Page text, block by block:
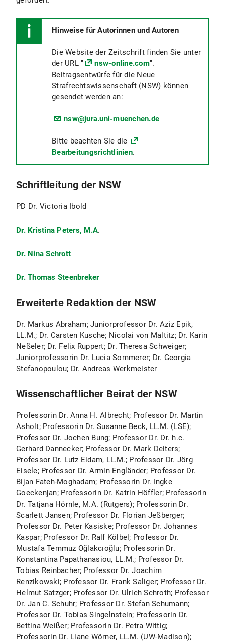
Hinweise für Autorinnen und Autoren
Die Website der Zeitschrift finden Sie unter
der URL "
nsw-online.com".
Beitragsentwürfe für die Neue
Strafrechtswissenschaft (NSW) können
gesendet werden an:
nsw@jura.uni-muenchen.de
Bitte beachten Sie die
Bearbeitungsrichtlinien.
Schriftleitung der NSW
PD Dr. Victoria Ibold
Dr. Kristina Peters, M.A.
Dr. Nina Schrott
Dr. Thomas Steenbreker
Erweiterte Redaktion der NSW
Dr. Markus Abraham; Juniorprofessor Dr. Aziz Epik,
LL.M.; Dr. Carsten Kusche; Nicolai von Maltitz; Dr. Karin
Neßeler; Dr. Felix Ruppert; Dr. Theresa Schweiger;
Juniorprofessorin Dr. Lucia Sommerer; Dr. Georgia
Stefanopoulou; Dr. Andreas Werkmeister
Wissenschaftlicher Beirat der NSW
Professorin Dr. Anna H. Albrecht; Professor Dr. Martin
Asholt; Professorin Dr. Susanne Beck, LL.M. (LSE);
Professor Dr. Jochen Bung; Professor Dr. Dr. h.c.
Gerhard Dannecker; Professor Dr. Mark Deiters;
Professor Dr. Lutz Eidam, LL.M.; Professor Dr. Jörg
Eisele; Professor Dr. Armin Engländer; Professor Dr.
Bijan Fateh-Moghadam; Professorin Dr. Ingke
Goeckenjan; Professorin Dr. Katrin Höffler; Professorin
Dr. Tatjana Hörnle, M.A. (Rutgers); Professorin Dr.
Scarlett Jansen; Professor Dr. Florian Jeßberger;
Professor Dr. Peter Kasiske; Professor Dr. Johannes
Kaspar; Professor Dr. Ralf Kölbel; Professor Dr.
Mustafa Temmuz Oğlakcıoğlu; Professorin Dr.
Konstantina Papathanasiou, LL.M.; Professor Dr.
Tobias Reinbacher; Professor Dr. Joachim
Renzikowski; Professor Dr. Frank Saliger; Professor Dr.
Helmut Satzger; Professor Dr. Ulrich Schroth; Professor
Dr. Jan C. Schuhr; Professor Dr. Stefan Schumann;
Professor Dr. Tobias Singelnstein; Professorin Dr.
Bettina Weißer; Professorin Dr. Petra Wittig;
Professorin Dr. Liane Wörner, LL.M. (UW-Madison);